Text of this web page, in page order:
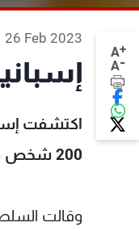
A+
A-
26 Feb 2023
اكتشفت
200 شخص في غينيا الاستوائية، وفق ما ذكرت السلطات في إقليم بلنسية الإسباني.